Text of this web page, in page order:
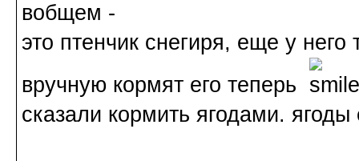
вобщем -
это птенчик снегиря, еще у
вручную кормят его теперь
сказали кормить ягодами. ягоды